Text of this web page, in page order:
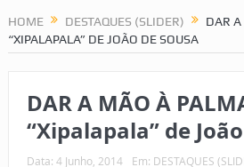
HOME DESTAQUES (SLIDER)
DAR
“XIPALAPALA” DE JOÃO DE SOUSA
DAR A MÃO À
“Xipalapala” de
Data: 4 Junho, 2014 Em: DESTAQUES